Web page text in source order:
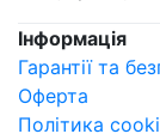
Інформація
Гарантії та
Оферта
Політика